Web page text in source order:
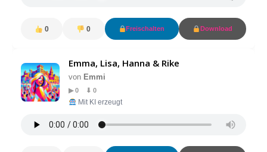
0 0 Freischalten Download
Emma, Lisa, Hanna & Rike
von Emmi
▶ 0 ⬇ 0
Mit KI erzeugt